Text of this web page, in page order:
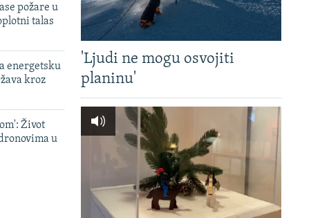
požare u
talas
energetsku
kroz
Život
u
'Ljudi ne mogu osvojiti
planinu'